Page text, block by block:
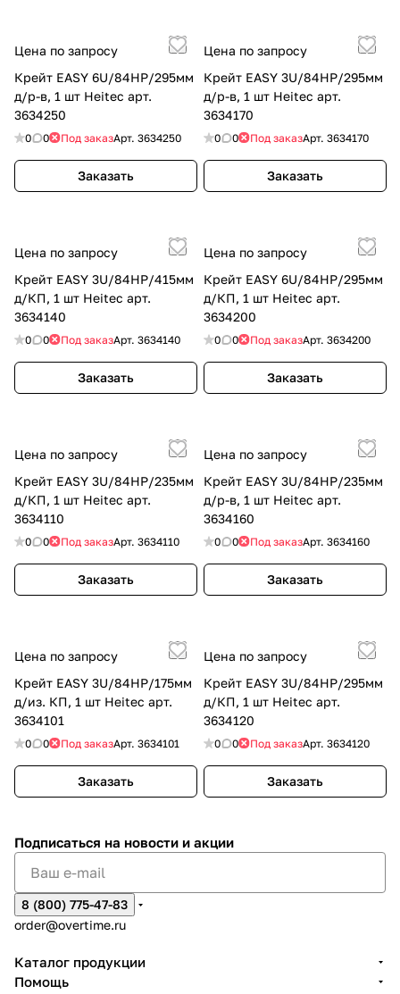
Цена по запросу
Крейт EASY 6U/84HP/295мм
д/р-в, 1 шт Heitec арт.
3634250
0 0 Под заказАрт. 3634250
Заказать
Цена по запросу
Крейт EASY 3U/84HP/295мм
д/р-в, 1 шт Heitec арт.
3634170
0 0 Под заказАрт. 3634170
Заказать
Цена по запросу
Крейт EASY 3U/84HP/415мм
д/КП, 1 шт Heitec арт.
3634140
0 0 Под заказАрт. 3634140
Заказать
Цена по запросу
Крейт EASY 6U/84HP/295мм
д/КП, 1 шт Heitec арт.
3634200
0 0 Под заказАрт. 3634200
Заказать
Цена по запросу
Крейт EASY 3U/84HP/235мм
д/КП, 1 шт Heitec арт.
3634110
0 0 Под заказАрт. 3634110
Заказать
Цена по запросу
Крейт EASY 3U/84HP/235мм
д/р-в, 1 шт Heitec арт.
3634160
0 0 Под заказАрт. 3634160
Заказать
Цена по запросу
Крейт EASY 3U/84HP/175мм
д/из. КП, 1 шт Heitec арт.
3634101
0 0 Под заказАрт. 3634101
Заказать
Цена по запросу
Крейт EASY 3U/84HP/295мм
д/КП, 1 шт Heitec арт.
3634120
0 0 Под заказАрт. 3634120
Заказать
Подписаться на новости и акции
8 (800) 775-47-83
order@overtime.ru
Каталог продукции
Помощь